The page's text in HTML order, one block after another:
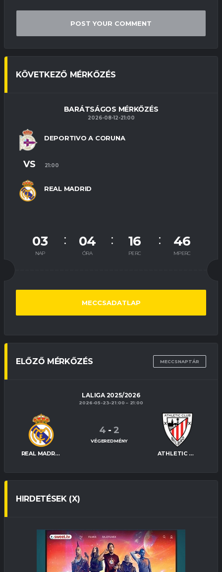
KÖVETKEZŐ MÉRKŐZÉS
BARÁTSÁGOS MÉRKŐZÉS
2026-08-12-21:00
DEPORTIVO A CORUNA
REAL MADRID
VS 21:00
03
NAP
04
ÓRA
16
PERC
45
MPERC
MECCSADATLAP
ELŐZŐ MÉRKŐZÉS MECCSNAPTÁR
LALIGA 2025/2026
2026-05-23-21:00 21:00
REAL MADRID ATHLETIC BILBAO
4 - 2
VÉGEREDMÉNY
HIRDETÉSEK (X)